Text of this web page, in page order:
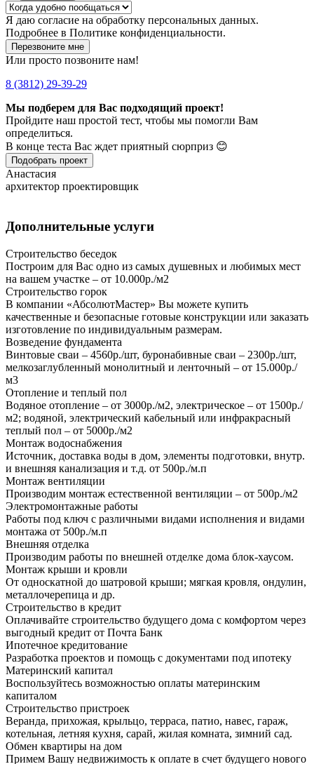
Я даю согласие на обработку персональных данных.
Подробнее в Политике конфиденциальности.
Перезвоните мне
Или просто позвоните нам!
8 (3812) 29-39-29
Мы подберем для Вас подходящий проект!
Пройдите наш простой тест, чтобы мы помогли Вам
определиться.
В конце теста Вас ждет приятный сюрприз 😊
Подобрать проект
Анастасия
архитектор проектировщик
Дополнительные услуги
Строительство беседок
Построим для Вас одно из самых душевных и любимых мест
на вашем участке – от 10.000р./м2
Строительство горок
В компании «АбсолютМастер» Вы можете купить
качественные и безопасные готовые конструкции или заказать
изготовление по индивидуальным размерам.
Возведение фундамента
Винтовые сваи – 4560р./шт, буронабивные сваи – 2300р./шт,
мелкозаглубленный монолитный и ленточный – от 15.000р./
м3
Отопление и теплый пол
Водяное отопление – от 3000р./м2, электрическое – от 1500р./
м2; водяной, электрический кабельный или инфракрасный
теплый пол – от 5000р./м2
Монтаж водоснабжения
Источник, доставка воды в дом, элементы подготовки, внутр.
и внешняя канализация и т.д. от 500р./м.п
Монтаж вентиляции
Производим монтаж естественной вентиляции – от 500р./м2
Электромонтажные работы
Работы под ключ с различными видами исполнения и видами
монтажа от 500р./м.п
Внешняя отделка
Производим работы по внешней отделке дома блок-хаусом.
Монтаж крыши и кровли
От односкатной до шатровой крыши; мягкая кровля, ондулин,
металлочерепица и др.
Строительство в кредит
Оплачивайте строительство будущего дома с комфортом через
выгодный кредит от Почта Банк
Ипотечное кредитование
Разработка проектов и помощь с документами под ипотеку
Материнский капитал
Воспользуйтесь возможностью оплаты материнским
капиталом
Строительство пристроек
Веранда, прихожая, крыльцо, терраса, патио, навес, гараж,
котельная, летняя кухня, сарай, жилая комната, зимний сад.
Обмен квартиры на дом
Примем Вашу недвижимость к оплате в счет будущего нового